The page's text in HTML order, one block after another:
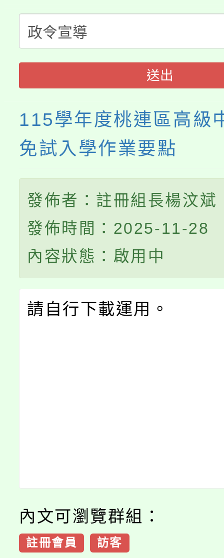
半價優惠，詳情可洽有
者。
份教師增能研習
大溪自造教育及科技中
份教師研習
淨零綠生活教案入校路
會
115年食農教育專業人
程
送出
115學年度桃連區高級
免試入學作業要點
發佈者：註冊組長楊汶斌
發佈時間：2025-11-28
內容狀態：啟用中
請自行下載運用。
內文可瀏覽群組：
註冊會員 訪客